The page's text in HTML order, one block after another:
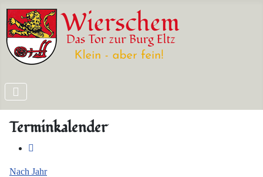
Terminkalender
Nach Jahr